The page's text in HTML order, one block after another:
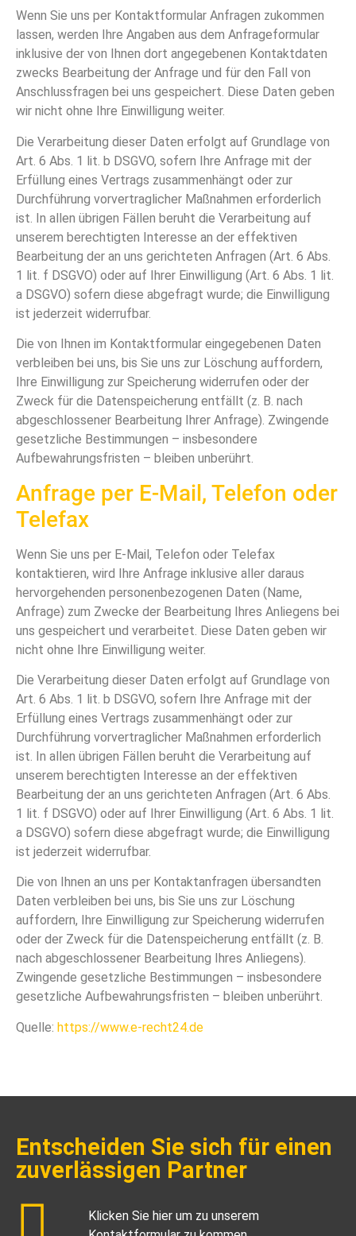
Wenn Sie uns per Kontaktformular Anfragen zukommen
lassen, werden Ihre Angaben aus dem Anfrageformular
inklusive der von Ihnen dort angegebenen Kontaktdaten
zwecks Bearbeitung der Anfrage und für den Fall von
Anschlussfragen bei uns gespeichert. Diese Daten geben
wir nicht ohne Ihre Einwilligung weiter.
Die Verarbeitung dieser Daten erfolgt auf Grundlage von
Art. 6 Abs. 1 lit. b DSGVO, sofern Ihre Anfrage mit der
Erfüllung eines Vertrags zusammenhängt oder zur
Durchführung vorvertraglicher Maßnahmen erforderlich
ist. In allen übrigen Fällen beruht die Verarbeitung auf
unserem berechtigten Interesse an der effektiven
Bearbeitung der an uns gerichteten Anfragen (Art. 6 Abs.
1 lit. f DSGVO) oder auf Ihrer Einwilligung (Art. 6 Abs. 1 lit.
a DSGVO) sofern diese abgefragt wurde; die Einwilligung
ist jederzeit widerrufbar.
Die von Ihnen im Kontaktformular eingegebenen Daten
verbleiben bei uns, bis Sie uns zur Löschung auffordern,
Ihre Einwilligung zur Speicherung widerrufen oder der
Zweck für die Datenspeicherung entfällt (z. B. nach
abgeschlossener Bearbeitung Ihrer Anfrage). Zwingende
gesetzliche Bestimmungen – insbesondere
Aufbewahrungsfristen – bleiben unberührt.
Anfrage per E-Mail, Telefon oder
Telefax
Wenn Sie uns per E-Mail, Telefon oder Telefax
kontaktieren, wird Ihre Anfrage inklusive aller daraus
hervorgehenden personenbezogenen Daten (Name,
Anfrage) zum Zwecke der Bearbeitung Ihres Anliegens bei
uns gespeichert und verarbeitet. Diese Daten geben wir
nicht ohne Ihre Einwilligung weiter.
Die Verarbeitung dieser Daten erfolgt auf Grundlage von
Art. 6 Abs. 1 lit. b DSGVO, sofern Ihre Anfrage mit der
Erfüllung eines Vertrags zusammenhängt oder zur
Durchführung vorvertraglicher Maßnahmen erforderlich
ist. In allen übrigen Fällen beruht die Verarbeitung auf
unserem berechtigten Interesse an der effektiven
Bearbeitung der an uns gerichteten Anfragen (Art. 6 Abs.
1 lit. f DSGVO) oder auf Ihrer Einwilligung (Art. 6 Abs. 1 lit.
a DSGVO) sofern diese abgefragt wurde; die Einwilligung
ist jederzeit widerrufbar.
Die von Ihnen an uns per Kontaktanfragen übersandten
Daten verbleiben bei uns, bis Sie uns zur Löschung
auffordern, Ihre Einwilligung zur Speicherung widerrufen
oder der Zweck für die Datenspeicherung entfällt (z. B.
nach abgeschlossener Bearbeitung Ihres Anliegens).
Zwingende gesetzliche Bestimmungen – insbesondere
gesetzliche Aufbewahrungsfristen – bleiben unberührt.
Quelle: https://www.e-recht24.de
Entscheiden Sie sich für einen
zuverlässigen Partner
Klicken Sie hier um zu unserem